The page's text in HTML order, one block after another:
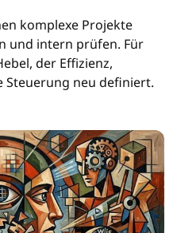
komplexe Projekte
und intern prüfen. Für
der Effizienz,
Steuerung neu definiert.